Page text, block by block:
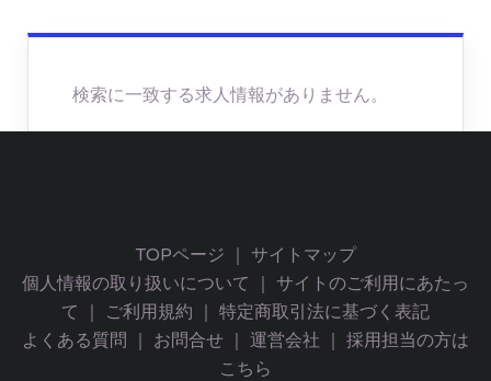
検索に一致する求人情報がありません。
TOPページ
サイトマップ
個人情報の取り扱いについて
サイトのご利用にあたっ
て
ご利用規約
特定商取引法に基づく表記
よくある質問
お問合せ 運営会社
採用担当の方は
こちら